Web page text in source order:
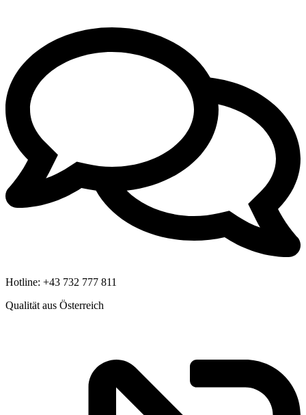
Hotline: +43 732 777 811
Qualität aus Österreich